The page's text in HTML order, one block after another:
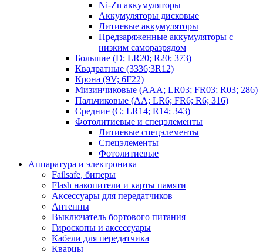
Ni-Zn аккумуляторы
Аккумуляторы дисковые
Литиевые аккумуляторы
Предзаряженные аккумуляторы с
низким саморазрядом
Большие (D; LR20; R20; 373)
Квадратные (3336;3R12)
Крона (9V; 6F22)
Мизинчиковые (AAA; LR03; FR03; R03; 286)
Пальчиковые (AA; LR6; FR6; R6; 316)
Средние (C; LR14; R14; 343)
Фотолитиевые и спецэлементы
Литиевые спецэлементы
Спецэлементы
Фотолитиевые
Аппаратура и электроника
Failsafe, биперы
Flash накопители и карты памяти
Аксессуары для передатчиков
Антенны
Выключатель бортового питания
Гироскопы и аксессуары
Кабели для передатчика
Кварцы